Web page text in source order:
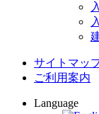
サイトマッ
ご利用案内
Language